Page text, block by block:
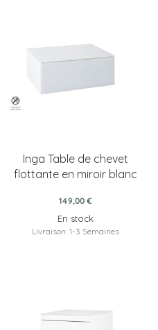
Inga Table de chevet
flottante en miroir blanc
149,00 €
En stock
Livraison: 1-3 Semaines